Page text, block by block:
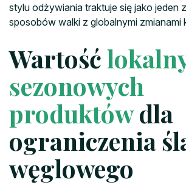
stylu odżywiania traktuje się jako jeden
sposobów walki z globalnymi zmianami
Wartość
sezonowych
produktówdla
ograniczenia
węglowego